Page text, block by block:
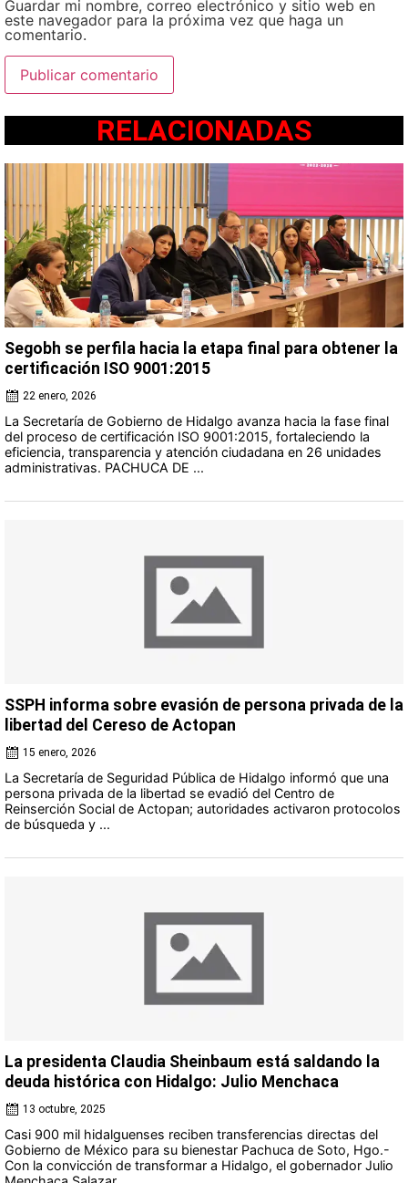
Guardar mi nombre, correo electrónico y sitio web en
este navegador para la próxima vez que haga un
comentario.
RELACIONADAS
Segobh se perfila hacia la etapa final para obtener la
certificación ISO 9001:2015
22 enero, 2026
La Secretaría de Gobierno de Hidalgo avanza hacia la fase final
del proceso de certificación ISO 9001:2015, fortaleciendo la
eficiencia, transparencia y atención ciudadana en 26 unidades
administrativas. PACHUCA DE ...
SSPH informa sobre evasión de persona privada de la
libertad del Cereso de Actopan
15 enero, 2026
La Secretaría de Seguridad Pública de Hidalgo informó que una
persona privada de la libertad se evadió del Centro de
Reinserción Social de Actopan; autoridades activaron protocolos
de búsqueda y ...
La presidenta Claudia Sheinbaum está saldando la
deuda histórica con Hidalgo: Julio Menchaca
13 octubre, 2025
Casi 900 mil hidalguenses reciben transferencias directas del
Gobierno de México para su bienestar Pachuca de Soto, Hgo.-
Con la convicción de transformar a Hidalgo, el gobernador Julio